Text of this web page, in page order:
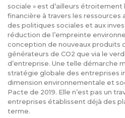
sociale » est d’ailleurs
financière à travers les ressources
des politiques sociales et aux
réduction de l’empreinte
conception de nouveaux produits
générateurs de CO2 que via le
d’entreprise. Une telle démarche
stratégie globale des entreprises
dimension environnementale et
Pacte de 2019. Elle n’est pas un
entreprises établissent déjà des
terme.